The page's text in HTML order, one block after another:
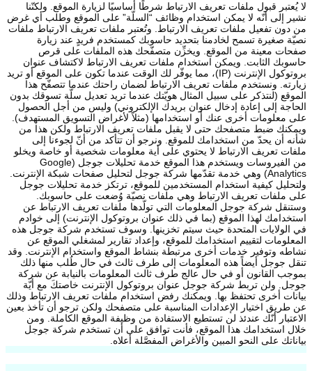
لا يُعتبر قبول ملفات تعريف الارتباط شرطًا أساسيًا لزيارة الموقع. ولكنّنا
نشير إلى أنّه لا يمكن استخدام وظائف “السلّة” على الموقع وطلب أي غرض
من دون تفعيل ملفات تعريف الارتباط. وتُعتبر ملفات تعريف الارتباط ملفات
نصيّة صغيرة تسمح لخادمنا بتحديد حاسوبك كمستخدم فريدٍ عند زيارة
صفحات معينة من الموقع. ويخزِّن متصفّحك هذه الملفات على قرص
حاسوبك الثابت. ويمكن استخدام ملفات تعريف الارتباط لاكتشاف عنوان
بروتوكول الإنترنت (IP)، مما يوفّر لك الوقت عندما تكون على الموقع أو تريد
زيارته. ونستخدم ملفات تعريف الارتباط لضمان راحتك عندما تتصفّح هذا
الموقع (لنتذكر على سبيل المثال هويّتك عندما تريد تعديل سلّة تسوقك بدون
الحاجة إلى إعادة إدخال عنوان بريدك الإلكتروني) وليس من أجل الحصول
على معلومات أخرى عنك أو استخدامها (مثلاً لأغراض التسويق المستهدف).
ويمكنك ضبط متصفحك حتى لا يقبل ملفات تعريف الارتباط ولكن هذا من
شأنه أن يحدّ من استخدامك للموقع. ونرجو أن تتأكد من أنّ لجوءنا إلى
ملفات تعريف الارتباط لا يحتوي على أية معلومات شخصية أو خاصة ويخلو
من الفيروسات ويستخدم هذا الموقع خدمة تحليلات جوجل (Google
Analytics) وهي خدمة تقدّمها شركة جوجل لتحليل صفحات شبكة الإنترنت.
ولتحليل كيفية استخدام المستخدمين للموقع، ترتكز خدمة تحليلات جوجل
على ملفات تعريف الارتباط وهي ملفات نصيّة وُضعت على حاسوبك.
وستنقل شركة جوجل المعلومات التي تولّدها ملفات تعريف الارتباط عن
استخدامك لهذا الموقع (بما في ذلك عنوان بروتوكول الإنترنت) إلى خوادم
في الولايات المتحدة حيث سيتم تخزينها. وسوف تستخدم شركة جوجل هذه
المعلومات لتقييم استخدامك للموقع، وإعداد تقارير لمشغلي الموقع عن
نشاطه وتوفير خدمات أخرى مرتبطة بنشاط الموقع واستخدام الإنترنت. وقد
تنقل جوجل أيضاً هذه المعلومات إلى طرف ثالث في حال طُلب منها ذلك
بموجب القانون أو في حال عالج طرف ثالث المعلومات بالنيابة عن شركة
جوجل. ولن تربط شركة جوجل عنوان بروتوكول الإنترنت خاصتكَ مع أيّة
بيانات أخرى تحتفظ بها. ويمكنك رفض استخدام ملفات تعريف الارتباط وذلك
عن طريق اختيار الإعدادات المناسبة على متصفحك ولكن ترجو أن تأخذ بعين
الاعتبار أنّك عندئذ لن تستطيع الاستفادة من وظيفة الموقع الكاملة. ومن
خلال استخدامك هذا الموقع، فأنت توافق على أن تستخدم شركة جوجل
بياناتك على النحو المبين والأغراض المفصَّلة أعلاه.